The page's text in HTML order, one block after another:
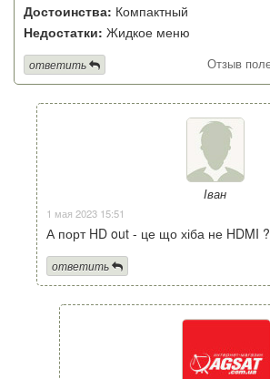
Достоинства: Компактный
Недостатки: Жидкое меню
Отзыв
ответить
Іван
1 мая 2023 15:51
А порт HD out - це що хіба не HDMI ?
ответить